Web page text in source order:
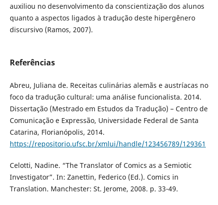
auxiliou no desenvolvimento da conscientização dos alunos
quanto a aspectos ligados à tradução deste hipergênero
discursivo (Ramos, 2007).
Referências
Abreu, Juliana de. Receitas culinárias alemãs e austríacas no
foco da tradução cultural: uma análise funcionalista. 2014.
Dissertação (Mestrado em Estudos da Tradução) – Centro de
Comunicação e Expressão, Universidade Federal de Santa
Catarina, Florianópolis, 2014.
https://repositorio.ufsc.br/xmlui/handle/123456789/129361
Celotti, Nadine. “The Translator of Comics as a Semiotic
Investigator”. In: Zanettin, Federico (Ed.). Comics in
Translation. Manchester: St. Jerome, 2008. p. 33-49.